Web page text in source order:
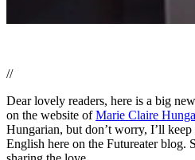
//
Dear lovely readers, here is a big
on the website ofMarie Claire
Hungarian, but don’t worry, I’ll
English here on the Futureater blog.